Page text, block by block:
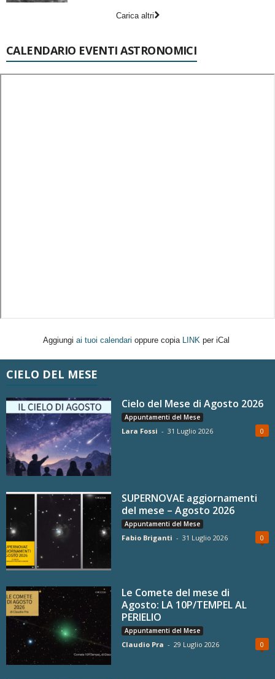
Carica altri
CALENDARIO EVENTI ASTRONOMICI
Aggiungi ai tuoi calendari oppure copia LINK per iCal
CIELO DEL MESE
Cielo del Mese di Agosto 2026
Appuntamenti del Mese
Lara Fossi - 31 Luglio 2026 0
SUPERNOVAE aggiornamenti
del mese – Agosto 2026
Appuntamenti del Mese
Fabio Briganti - 31 Luglio 2026 0
Le Comete del mese di
Agosto: LA 10P/TEMPEL AL
PERIELIO
Appuntamenti del Mese
Claudio Pra - 29 Luglio 2026 0